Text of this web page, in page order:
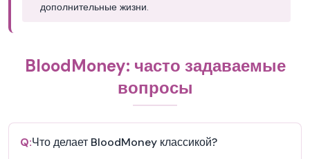
дополнительные жизни.
BloodMoney: часто задаваемые
вопросы
Q:Что делает BloodMoney классикой?